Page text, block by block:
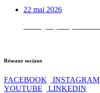
22 mai 2026
Réseaux sociaux
FACEBOOK
INSTAGRAM
YOUTUBE
LINKEDIN